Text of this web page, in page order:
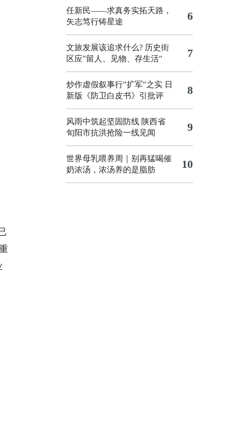
任新民——求真务实拓天路，
矢志笃行铸星途
6
文旅发展该追求什么? 历史街
区应"留人、见物、存生活"
7
炒作虚假叙事行"扩军"之实 日
新版《防卫白皮书》引批评
8
风雨中筑起坚固防线 陕西省
旬阳市抗洪抢险一线见闻
9
世界母乳喂养周｜别再猛喝催
奶浓汤，浓汤养的是脂肪
10